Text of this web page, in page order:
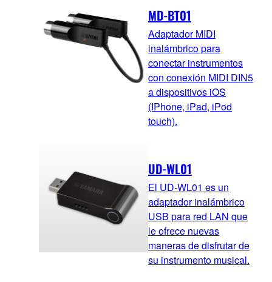
MD-BT01
Adaptador MIDI
inalámbrico para
conectar instrumentos
con conexión MIDI DIN5
a dispositivos iOS
(IPhone, iPad, iPod
touch).
UD-WL01
El UD-WL01 es un
adaptador inalámbrico
USB para red LAN que
le ofrece nuevas
maneras de disfrutar de
su instrumento musical.